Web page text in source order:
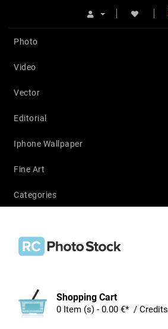
Photo
Video
Vector
Editorial
Iphone Wallpaper
Fine Art
Categories
Shopping Cart
0 Item (s) - 0.00 €* / Credits